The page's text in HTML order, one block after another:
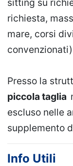
richiesta,
mare, corsi
convenzionati)
Presso la
piccola taglia
escluso nelle
supplemento
Info Utili